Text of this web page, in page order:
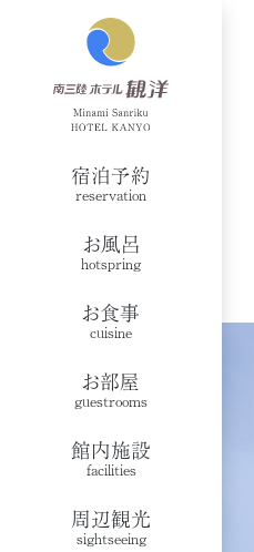
宿泊予約
reservation
お風呂
hotspring
お食事
cuisine
お部屋
guestrooms
館内施設
facilities
周辺観光
sightseeing